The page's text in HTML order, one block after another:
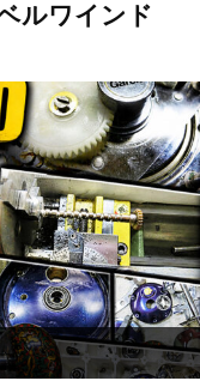
ルワインド